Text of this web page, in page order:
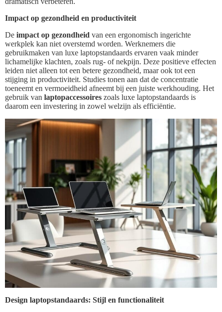
Impact op gezondheid en productiviteit
De impact op gezondheid van een ergonomisch ingerichte
werkplek kan niet overstemd worden. Werknemers die
gebruikmaken van luxe laptopstandaards ervaren vaak minder
lichamelijke klachten, zoals rug- of nekpijn. Deze positieve effecten
leiden niet alleen tot een betere gezondheid, maar ook tot een
stijging in productiviteit. Studies tonen aan dat de concentratie
toeneemt en vermoeidheid afneemt bij een juiste werkhouding. Het
gebruik van laptopaccessoires zoals luxe laptopstandaards is
daarom een investering in zowel welzijn als efficiëntie.
Design laptopstandaards: Stijl en functionaliteit